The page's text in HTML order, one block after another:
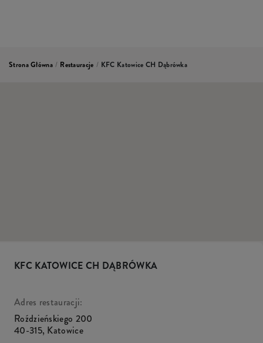
Strona Główna / Restauracje / KFC Katowice CH Dąbrówka
KFC KATOWICE CH DĄBRÓWKA
Adres restauracji:
Roździeńskiego 200
40-315, Katowice